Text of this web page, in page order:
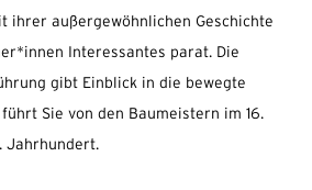
ihrer außergewöhnlichen Geschichte
Interessantes parat. Die
gibt Einblick in die bewegte
Sie von den Baumeistern im 16.
Jahrhundert.